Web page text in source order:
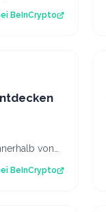
BeInCrypto
von
BeInCrypto